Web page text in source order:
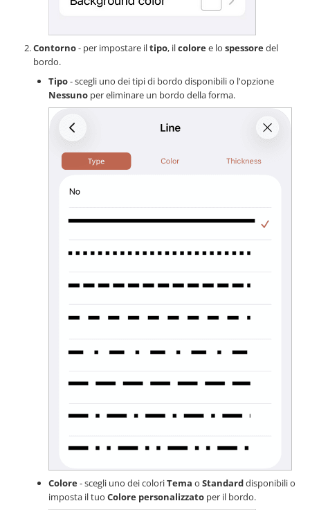
Contorno- per impostare iltipo, ilcoloree lo spessoredel
bordo.
Tipo- scegli uno dei tipi di bordo disponibili o l'opzione
Nessuno per eliminare un bordo della forma.
Colore- scegli uno dei coloriTema o Standarddisponibili o
imposta il tuo Colore personalizzato per il bordo.